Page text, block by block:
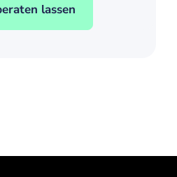
lassen